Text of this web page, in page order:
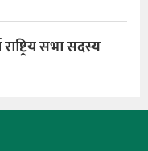
सभा सदस्य